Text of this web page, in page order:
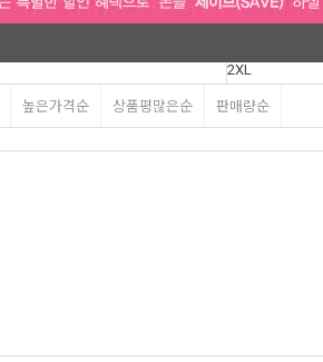
L(Large)
2XL
3XL
4XL
5XL
6XL
높은가격순 상품평많은순 판매량순